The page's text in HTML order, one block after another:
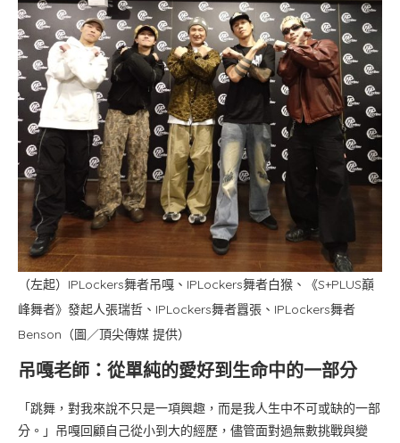
（左起）IPLockers舞者吊嘎、IPLockers舞者白猴、《S+PLUS巔
峰舞者》發起人張瑞哲、IPLockers舞者囂張、IPLockers舞者
Benson（圖／頂尖傳媒 提供）
吊嘎老師：從單純的愛好到生命中的一部分
「跳舞，對我來說不只是一項興趣，而是我人生中不可或缺的一部
分。」吊嘎回顧自己從小到大的經歷，儘管面對過無數挑戰與變